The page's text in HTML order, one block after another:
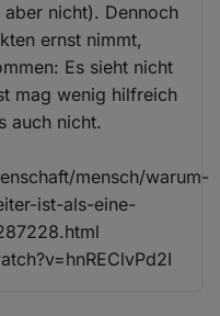
aber nicht). Dennoch
ernst nimmt,
Es sieht nicht
mag wenig hilfreich
auch nicht.
mensch/warum-
ist-als-eine-